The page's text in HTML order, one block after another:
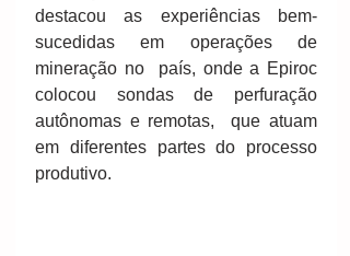
destacou as experiências bem-
sucedidas em operações de
mineração no  país, onde a Epiroc
colocou sondas de perfuração
autônomas e remotas,  que atuam
em diferentes partes do processo
produtivo.